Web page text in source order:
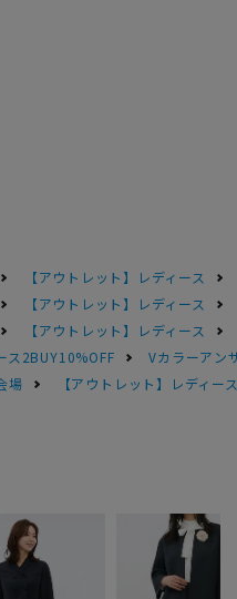
【アウトレット】レディース
【アウトレット】レディース
【アウトレット】レディース
ス2BUY10%OFF
Vカラーアン
場 【アウトレット】レディー